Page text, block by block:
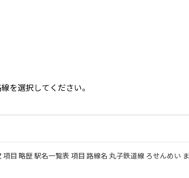
を選択してください。
項目 略歴 駅名一覧表 項目 路線名 丸子鉄道線 ろせんめい ま